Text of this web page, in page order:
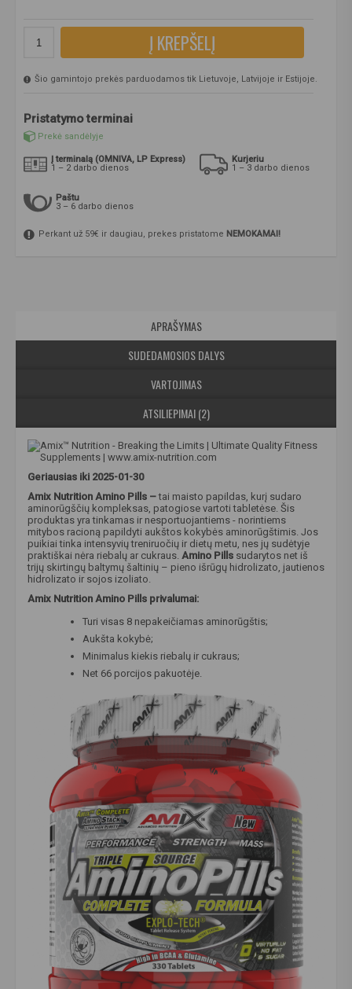
Į KREPŠELĮ
Šio gamintojo prekės parduodamos tik Lietuvoje, Latvijoje ir Estijoje.
Pristatymo terminai
Prekė sandėlyje
Į terminalą (OMNIVA, LP Express)
1 – 2 darbo dienos
Kurjeriu
1 – 3 darbo dienos
Paštu
3 – 6 darbo dienos
Perkant už 59€ ir daugiau, prekes pristatome NEMOKAMAI!
APRAŠYMAS
SUDEDAMOSIOS DALYS
VARTOJIMAS
ATSILIEPIMAI (2)
Geriausias iki 2025-01-30
Amix Nutrition Amino Pills –tai maisto papildas, kurį sudaro
aminorūgščių kompleksas, patogiose vartoti tabletėse. Šis
produktas yra tinkamas ir nesportuojantiems - norintiems
mitybos racioną papildyti aukštos kokybės aminorūgštimis. Jos
puikiai tinka intensyvių treniruočių ir dietų metu, nes jų sudėtyje
praktiškai nėra riebalų ar cukraus. Amino Pills sudarytos net iš
trijų skirtingų baltymų šaltinių – pieno išrūgų hidrolizato, jautienos
hidrolizato ir sojos izoliato.
Amix Nutrition Amino Pills privalumai:
Turi visas 8 nepakeičiamas aminorūgštis;
Aukšta kokybė;
Minimalus kiekis riebalų ir cukraus;
Net 66 porcijos pakuotėje.